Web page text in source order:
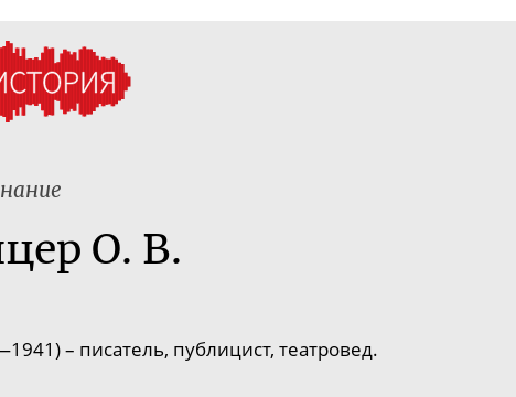
О. В.
– писатель, публицист, театровед.